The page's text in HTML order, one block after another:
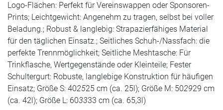
Logo-Flächen: Perfekt für Vereinswappen oder Sponsoren-
Prints; Leichtgewicht: Angenehm zu tragen, selbst bei voller
Beladung.; Robust & langlebig: Strapazierfähiges Material
für den täglichen Einsatz.; Seitliches Schuh-/Nassfach: die
perfekte Trennmöglichkeit; Seitliche Meshtasche: Für
Trinkflasche, Wertgegenstände oder Kleinteile; Fester
Schultergurt: Robuste, langlebige Konstruktion für häufigen
Einsatz; Größe S: 402525 cm (ca. 25l); Größe M: 502929 cm
(ca. 42l); Größe L: 603333 cm (ca. 65,3l)